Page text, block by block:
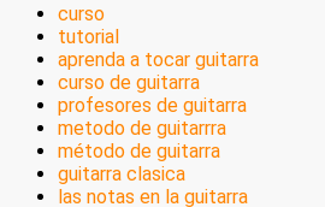
curso
tutorial
aprenda a tocar guitarra
curso de guitarra
profesores de guitarra
metodo de guitarrra
método de guitarra
guitarra clasica
las notas en la guitarra